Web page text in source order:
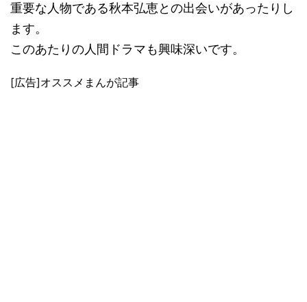
重要な人物である秋本弘恵との出会いがあったりし
ます。
このあたりの人間ドラマも興味深いです。
[広告]オススメまんが記事